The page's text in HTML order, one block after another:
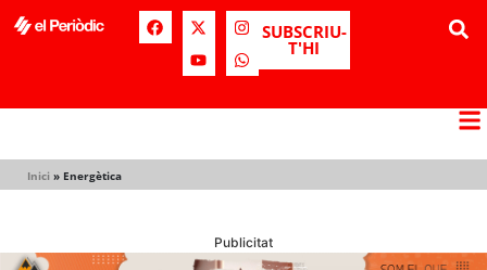
SUBSCRIU-
T'HI
Inici » Energètica
Publicitat